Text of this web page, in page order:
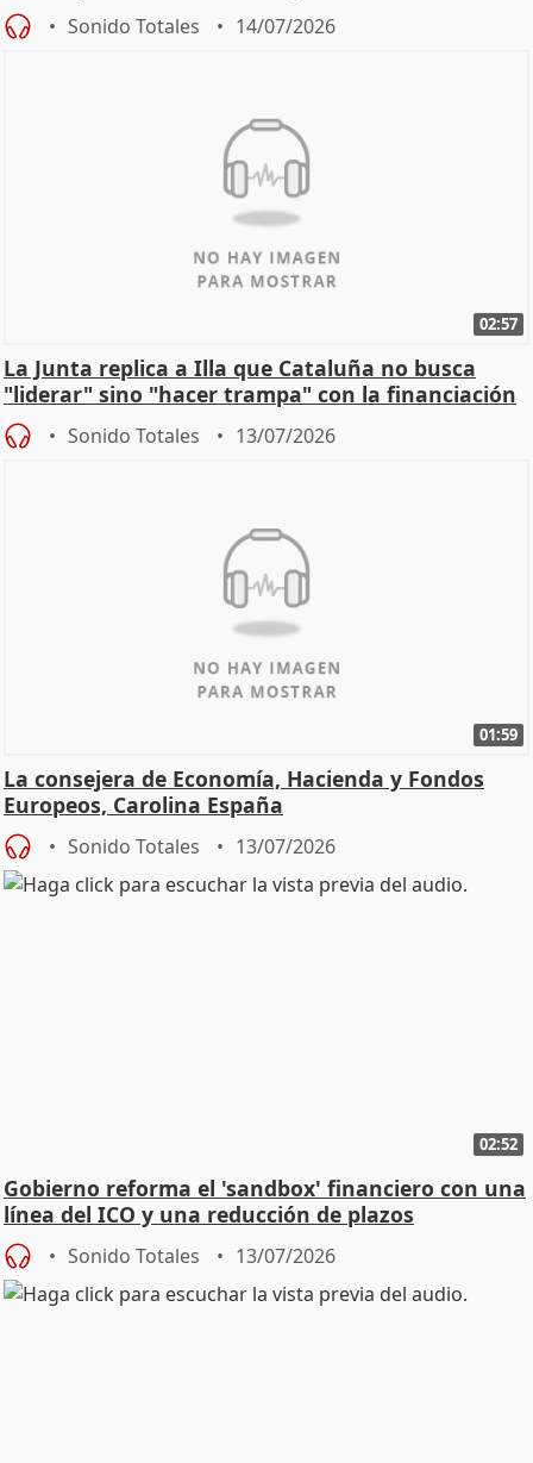
Sonido Totales 14/07/2026
02:57
La Junta replica a Illa que Cataluña no busca
"liderar" sino "hacer trampa" con la financiación
Sonido Totales 13/07/2026
01:59
La consejera de Economía, Hacienda y Fondos
Europeos, Carolina España
Sonido Totales 13/07/2026
02:52
Gobierno reforma el 'sandbox' financiero con una
línea del ICO y una reducción de plazos
Sonido Totales 13/07/2026